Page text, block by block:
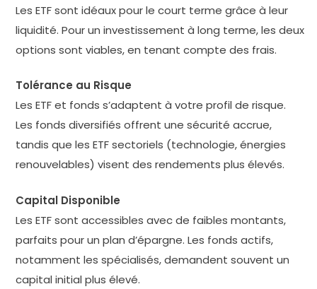
Les ETF sont idéaux pour le court terme grâce à leur
liquidité. Pour un investissement à long terme, les deux
options sont viables, en tenant compte des frais.
Tolérance au Risque
Les ETF et fonds s’adaptent à votre profil de risque.
Les fonds diversifiés offrent une sécurité accrue,
tandis que les ETF sectoriels (technologie, énergies
renouvelables) visent des rendements plus élevés.
Capital Disponible
Les ETF sont accessibles avec de faibles montants,
parfaits pour un plan d’épargne. Les fonds actifs,
notamment les spécialisés, demandent souvent un
capital initial plus élevé.